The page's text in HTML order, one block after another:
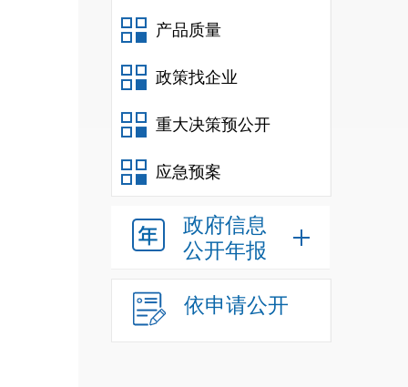
产品质量
政策找企业
重大决策预公开
应急预案
政府信息
公开年报
依申请公开